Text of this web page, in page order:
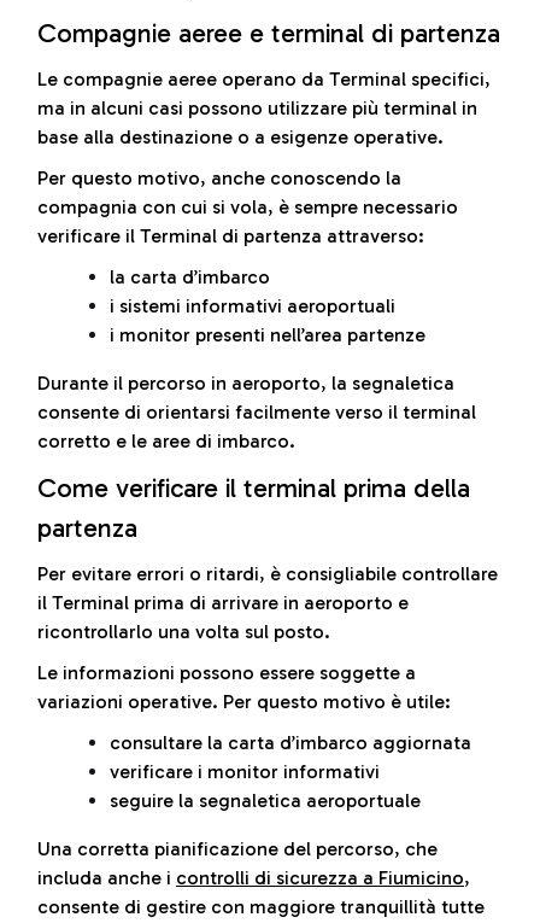
Compagnie aeree e terminal di partenza
Le compagnie aeree operano da Terminal specifici,
ma in alcuni casi possono utilizzare più terminal in
base alla destinazione o a esigenze operative.
Per questo motivo, anche conoscendo la
compagnia con cui si vola, è sempre necessario
verificare il Terminal di partenza attraverso:
la carta d’imbarco
i sistemi informativi aeroportuali
i monitor presenti nell’area partenze
Durante il percorso in aeroporto, la segnaletica
consente di orientarsi facilmente verso il terminal
corretto e le aree di imbarco.
Come verificare il terminal prima della
partenza
Per evitare errori o ritardi, è consigliabile controllare
il Terminal prima di arrivare in aeroporto e
ricontrollarlo una volta sul posto.
Le informazioni possono essere soggette a
variazioni operative. Per questo motivo è utile:
consultare la carta d’imbarco aggiornata
verificare i monitor informativi
seguire la segnaletica aeroportuale
Una corretta pianificazione del percorso, che
includa anche i controlli di sicurezza a Fiumicino,
consente di gestire con maggiore tranquillità tutte